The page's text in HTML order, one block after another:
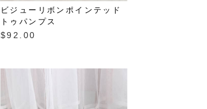
ビジューリボンポインテッド
トゥパンプス
$‌92.00